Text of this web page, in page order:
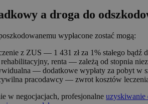
a droga do
wypłacone zostać mogą:
z ZUS — 1 431 zł za 1% stałego bądź
renta — zależą od stopnia
— dodatkowe wypłaty za pobyt w
pracodawcy — zwrot kosztów
w negocjacjach, profesjonalne uzyskiwanie